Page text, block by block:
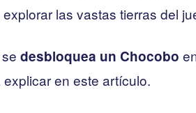
las vastas tierras del
desbloquea un Chocobo
en este artículo.